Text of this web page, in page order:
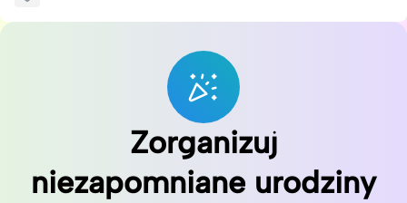
Zorganizuj
niezapomniane urodziny